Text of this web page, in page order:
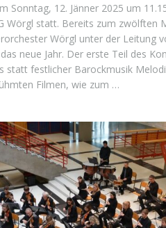
Sonntag, 12. Jänner 2025 um
Wörgl statt. Bereits zum zwölften
Wörgl unter der Leitung
neue Jahr. Der erste Teil des
statt festlicher Barockmusik
Filmen, wie zum …